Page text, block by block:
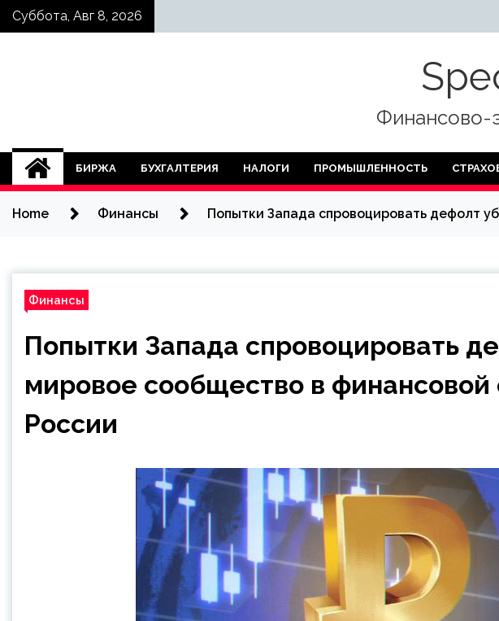
SkipСуббота, Авг 8, 2026
Финансово-
БИРЖА БУХГАЛТЕРИЯ НАЛОГИ ПРОМЫШЛЕННОСТЬ
Home Финансы Попытки Запада спровоцировать дефолт
Финансы
Попытки Запада спровоцировать
мировое сообщество в финансовой
России